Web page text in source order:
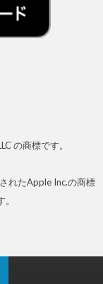
の商標です。
れたApple Inc.の商標